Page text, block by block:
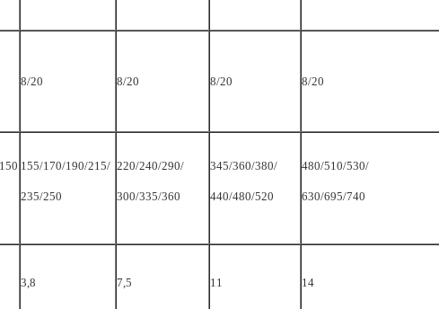
8/20 8/20 8/20 8/20
155/170/190/215/
235/250
220/240/290/
300/335/360
345/360/380/
440/480/520
480/510/530/
630/695/740
3,8 7,5 11 14